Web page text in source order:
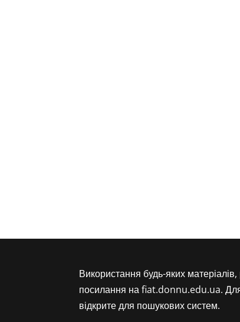
Використання будь-яких
посилання на fiat.donnu.edu.ua.
відкрите для пошукових систем.